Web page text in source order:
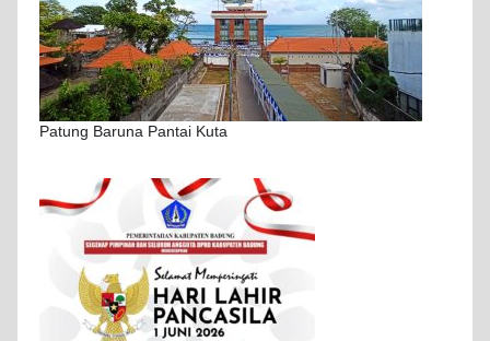
Patung Baruna Pantai Kuta